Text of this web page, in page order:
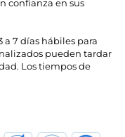
confianza en sus
7 días hábiles para
pueden tardar
Los tiempos de